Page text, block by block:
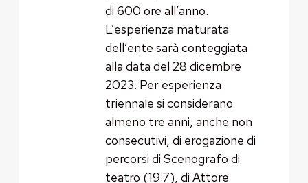
di 600 ore all’anno.
L’esperienza maturata
dell’ente sarà conteggiata
alla data del 28 dicembre
2023. Per esperienza
triennale si considerano
almeno tre anni, anche non
consecutivi, di erogazione di
percorsi di Scenografo di
teatro (19.7), di Attore